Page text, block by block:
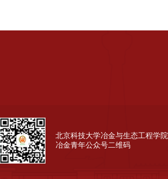
北京科技大学冶金与生态工程学院
冶金青年公众号二维码